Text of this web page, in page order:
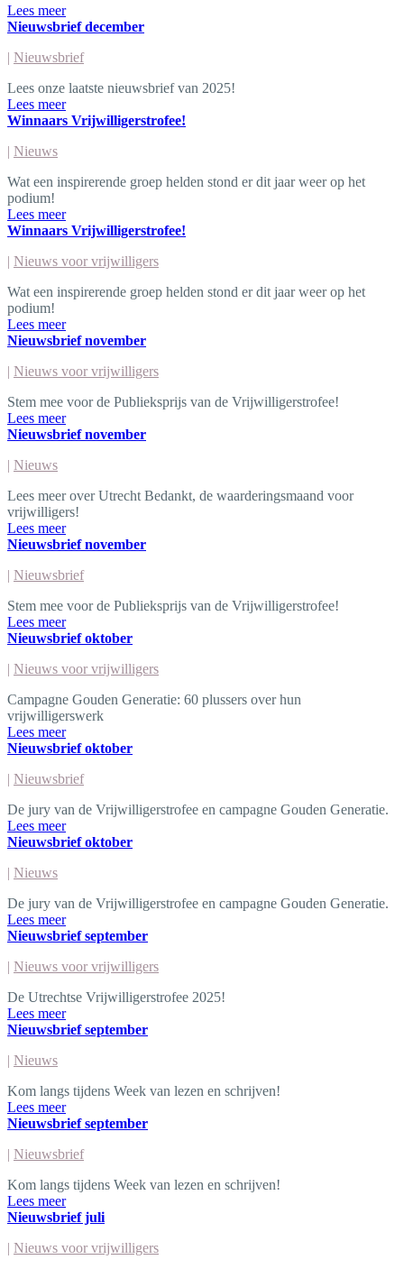
Lees meer
Nieuwsbrief december
| Nieuwsbrief
Lees onze laatste nieuwsbrief van 2025!
Lees meer
Winnaars Vrijwilligerstrofee!
| Nieuws
Wat een inspirerende groep helden stond er dit jaar weer op het
podium!
Lees meer
Winnaars Vrijwilligerstrofee!
| Nieuws voor vrijwilligers
Wat een inspirerende groep helden stond er dit jaar weer op het
podium!
Lees meer
Nieuwsbrief november
| Nieuws voor vrijwilligers
Stem mee voor de Publieksprijs van de Vrijwilligerstrofee!
Lees meer
Nieuwsbrief november
| Nieuws
Lees meer over Utrecht Bedankt, de waarderingsmaand voor
vrijwilligers!
Lees meer
Nieuwsbrief november
| Nieuwsbrief
Stem mee voor de Publieksprijs van de Vrijwilligerstrofee!
Lees meer
Nieuwsbrief oktober
| Nieuws voor vrijwilligers
Campagne Gouden Generatie: 60 plussers over hun
vrijwilligerswerk
Lees meer
Nieuwsbrief oktober
| Nieuwsbrief
De jury van de Vrijwilligerstrofee en campagne Gouden Generatie.
Lees meer
Nieuwsbrief oktober
| Nieuws
De jury van de Vrijwilligerstrofee en campagne Gouden Generatie.
Lees meer
Nieuwsbrief september
| Nieuws voor vrijwilligers
De Utrechtse Vrijwilligerstrofee 2025!
Lees meer
Nieuwsbrief september
| Nieuws
Kom langs tijdens Week van lezen en schrijven!
Lees meer
Nieuwsbrief september
| Nieuwsbrief
Kom langs tijdens Week van lezen en schrijven!
Lees meer
Nieuwsbrief juli
| Nieuws voor vrijwilligers